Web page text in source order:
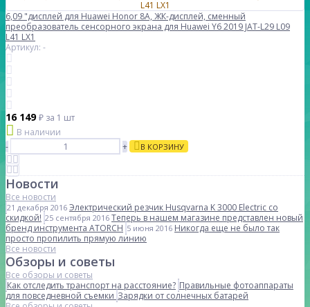
6,09 "дисплей для Huawei Honor 8A, ЖК-дисплей, сменный
преобразователь сенсорного экрана для Huawei Y6 2019 JAT-L29 L09
L41 LX1
Артикул: -
16 149₽ за 1 шт
В наличии
-
+ В КОРЗИНУ
Новости
Все новости
21 декабря 2016 Электрический резчик Husqvarna K 3000 Electric со
скидкой! 25 сентября 2016 Теперь в нашем магазине представлен новый
бренд инструмента ATORCH 5 июня 2016 Никогда еще не было так
просто пропилить прямую линию
Все новости
Обзоры и советы
Все обзоры и советы
Как отследить транспорт на расстояние? Правильные фотоаппараты
для повседневной съемки Зарядки от солнечных батарей